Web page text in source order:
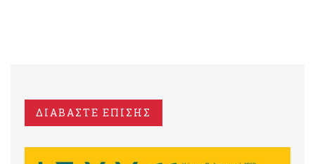
ΔΙΑΒΑΣΤΕ ΕΠΙΣΗΣ